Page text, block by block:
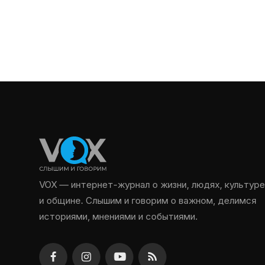
VOX — интернет-журнал о жизни, людях, культуре
и общине. Слышим и говорим о важном, делимся
историями, мнениями и событиями.